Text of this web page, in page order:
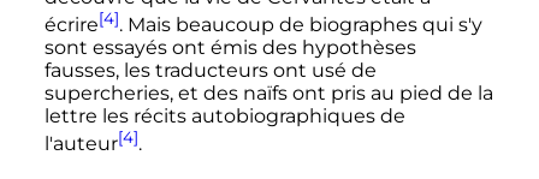
écrire[4]. Mais beaucoup de biographes qui s'y
sont essayés ont émis des hypothèses
fausses, les traducteurs ont usé de
supercheries, et des naïfs ont pris au pied de la
lettre les récits autobiographiques de
l'auteur[4].